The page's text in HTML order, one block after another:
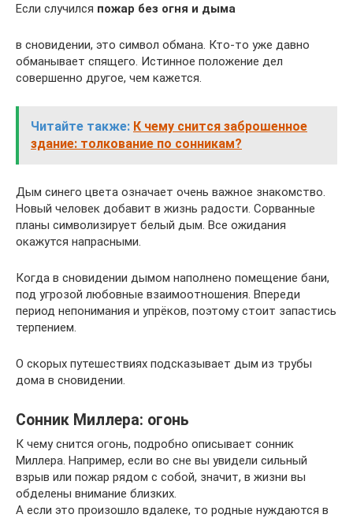
Если случился пожар без огня и дыма
в сновидении, это символ обмана. Кто-то уже давно
обманывает спящего. Истинное положение дел
совершенно другое, чем кажется.
Читайте также: К чему снится заброшенное
здание: толкование по сонникам?
Дым синего цвета означает очень важное знакомство.
Новый человек добавит в жизнь радости. Сорванные
планы символизирует белый дым. Все ожидания
окажутся напрасными.
Когда в сновидении дымом наполнено помещение бани,
под угрозой любовные взаимоотношения. Впереди
период непонимания и упрёков, поэтому стоит запастись
терпением.
О скорых путешествиях подсказывает дым из трубы
дома в сновидении.
Сонник Миллера: огонь
К чему снится огонь, подробно описывает сонник
Миллера. Например, если во сне вы увидели сильный
взрыв или пожар рядом с собой, значит, в жизни вы
обделены внимание близких.
А если это произошло вдалеке, то родные нуждаются в